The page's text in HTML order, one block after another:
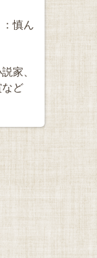
慎ん
家、
ど